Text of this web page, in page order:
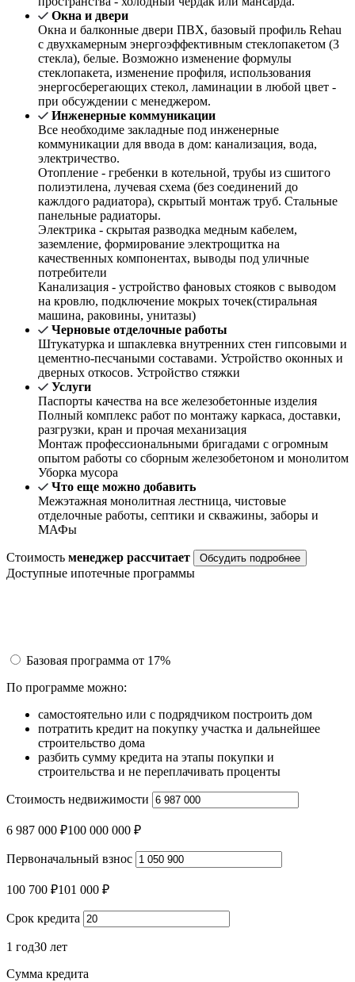
Окна и двери
Окна и балконные двери ПВХ, базовый профиль Rehau
с двухкамерным энергоэффективным стеклопакетом (3
стекла), белые. Возможно изменение формулы
стеклопакета, изменение профиля, использования
энергосберегающих стекол, ламинации в любой цвет -
при обсуждении с менеджером.
Инженерные коммуникации
Все необходиме закладные под инженерные
коммуникации для ввода в дом: канализация, вода,
электричество.
Отопление - гребенки в котельной, трубы из сшитого
полиэтилена, лучевая схема (без соединений до
кажлдого радиатора), скрытый монтаж труб. Стальные
панельные радиаторы.
Электрика - скрытая разводка медным кабелем,
заземление, формирование электрощитка на
качественных компонентах, выводы под уличные
потребители
Канализация - устройство фановых стояков с выводом
на кровлю, подключение мокрых точек(стиральная
машина, раковины, унитазы)
Черновые отделочные работы
Штукатурка и шпаклевка внутренних стен гипсовыми и
цементно-песчаными составами. Устройство оконных и
дверных откосов. Устройство стяжки
Услуги
Паспорты качества на все железобетонные изделия
Полный комплекс работ по монтажу каркаса, доставки,
разгрузки, кран и прочая механизация
Монтаж профессиональными бригадами с огромным
опытом работы со сборным железобетоном и монолитом
Уборка мусора
Что еще можно добавить
Межэтажная монолитная лестница, чистовые
отделочные работы, септики и скважины, заборы и
МАФы
Стоимость менеджер рассчитает Обсудить подробнее
Доступные ипотечные программы
Базовая программа от 17%
По программе можно:
самостоятельно или с подрядчиком построить дом
потратить кредит на покупку участка и дальнейшее
строительство дома
разбить сумму кредита на этапы покупки и
строительства и не переплачивать проценты
Стоимость недвижимости
6 987 000 ₽100 000 000 ₽
Первоначальный взнос
100 700 ₽101 000 ₽
Срок кредита
1 год30 лет
Сумма кредита